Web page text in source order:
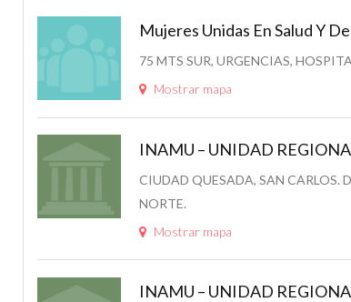
Mujeres Unidas En Salud Y
75 MTS SUR, URGENCIAS,
Mostrar mapa
INAMU – UNIDAD
CIUDAD QUESADA, SAN CARLOS.
NORTE.
Mostrar mapa
INAMU – UNIDAD